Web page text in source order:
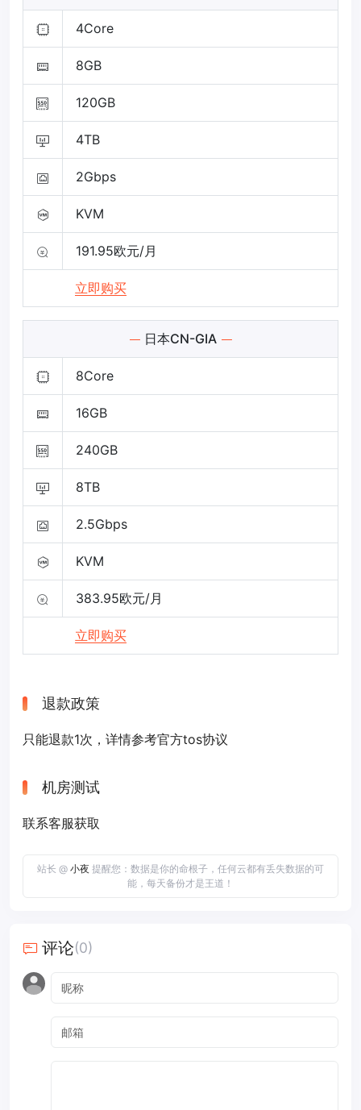
4Core
8GB
120GB
4TB
2Gbps
KVM
191.95欧元/月
立即购买
日本CN-GIA
8Core
16GB
240GB
8TB
2.5Gbps
KVM
383.95欧元/月
立即购买
退款政策
只能退款1次，详情参考官方tos协议
机房测试
联系客服获取
站长 @ 小夜 提醒您：数据是你的命根子，任何云都有丢失数据的可
能，每天备份才是王道！
评论(0)